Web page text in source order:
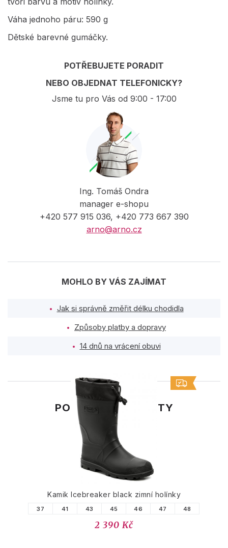
Váha jednoho páru: 590 g
Dětské barevné gumáčky.
POTŘEBUJETE PORADIT
NEBO OBJEDNAT TELEFONICKY?
Jsme tu pro Vás od 9:00 - 17:00
Ing. Tomáš Ondra
manager e-shopu
+420 577 915 036, +420 773 667 390
arno@arno.cz
MOHLO BY VÁS ZAJÍMAT
Jak si správně změřit délku chodidla
Způsoby platby a dopravy
14 dnů na vrácení obuvi
PODOBNÉ PRODUKTY
Kamik Icebreaker black zimní holínky
37 41 43 45 46 47 48
2 390 Kč